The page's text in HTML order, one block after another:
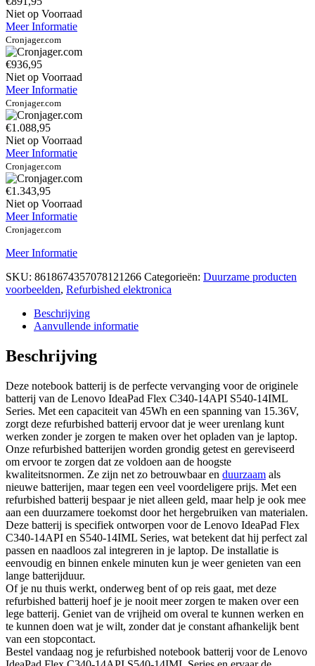
Niet op Voorraad
Meer Informatie
Cronjager.com
€936,95
Niet op Voorraad
Meer Informatie
Cronjager.com
€1.088,95
Niet op Voorraad
Meer Informatie
Cronjager.com
€1.343,95
Niet op Voorraad
Meer Informatie
Cronjager.com
Meer Informatie
SKU: 8618674357078121266 Categorieën: Duurzame producten
voorbeelden, Refurbished elektronica
Beschrijving
Aanvullende informatie
Beschrijving
Deze notebook batterij is de perfecte vervanging voor de originele
batterij van de Lenovo IdeaPad Flex C340-14API S540-14IML
Series. Met een capaciteit van 45Wh en een spanning van 15.36V,
zorgt deze refurbished batterij ervoor dat je weer urenlang kunt
werken zonder je zorgen te maken over het opladen van je laptop.
Onze refurbished batterijen worden grondig getest en gereviseerd
om ervoor te zorgen dat ze voldoen aan de hoogste
kwaliteitsnormen. Ze zijn net zo betrouwbaar en duurzaam als
nieuwe batterijen, maar tegen een veel voordeligere prijs. Met een
refurbished batterij bespaar je niet alleen geld, maar help je ook mee
aan een duurzamere toekomst door het hergebruiken van materialen.
Deze batterij is specifiek ontworpen voor de Lenovo IdeaPad Flex
C340-14API en S540-14IML Series, wat betekent dat hij perfect zal
passen en naadloos zal integreren in je laptop. De installatie is
eenvoudig en binnen enkele minuten kun je weer genieten van een
lange batterijduur.
Of je nu thuis werkt, onderweg bent of op reis gaat, met deze
refurbished batterij hoef je je nooit meer zorgen te maken over een
lege batterij. Geniet van de vrijheid om overal te kunnen werken en
te kunnen doen wat je wilt, zonder dat je constant afhankelijk bent
van een stopcontact.
Bestel vandaag nog je refurbished notebook batterij voor de Lenovo